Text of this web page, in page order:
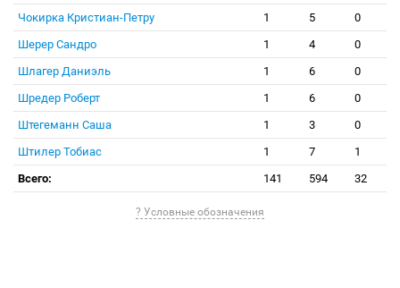
Чокирка Кристиан-Петру
1 5
0
Шерер Сандро
1 4
0
Шлагер Даниэль
1 6
0
Шредер Роберт
1 6
0
Штегеманн Саша
1 3
0
Штилер Тобиас
1 7
1
Всего:
141 594 32
? Условные обозначения